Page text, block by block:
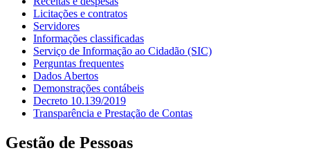
Licitações e contratos
Servidores
Informações classificadas
Serviço de Informação ao Cidadão (SIC)
Perguntas frequentes
Dados Abertos
Demonstrações contábeis
Decreto 10.139/2019
Transparência e Prestação de Contas
Gestão de Pessoas